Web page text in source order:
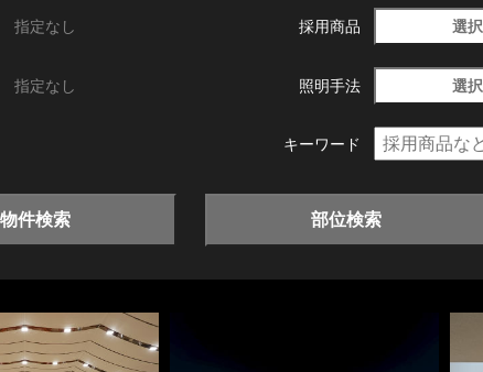
指定なし 採用商品 選択
指定なし 照明手法 選択
キーワード
物件検索 部位検索